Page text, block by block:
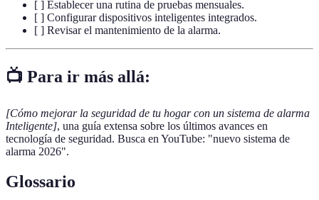
[ ] Establecer una rutina de pruebas mensuales.
[ ] Configurar dispositivos inteligentes integrados.
[ ] Revisar el mantenimiento de la alarma.
📺 Para ir más allá:
[Cómo mejorar la seguridad de tu hogar con un sistema de alarma
Inteligente], una guía extensa sobre los últimos avances en
tecnología de seguridad. Busca en YouTube: "nuevo sistema de
alarma 2026".
Glossario